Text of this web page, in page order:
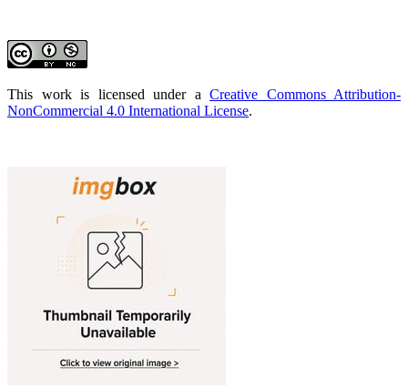
This work is licensed under a Creative Commons Attribution-
NonCommercial 4.0 International License.